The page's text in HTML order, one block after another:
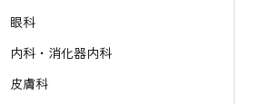
眼科
内科・消化器内科
皮膚科